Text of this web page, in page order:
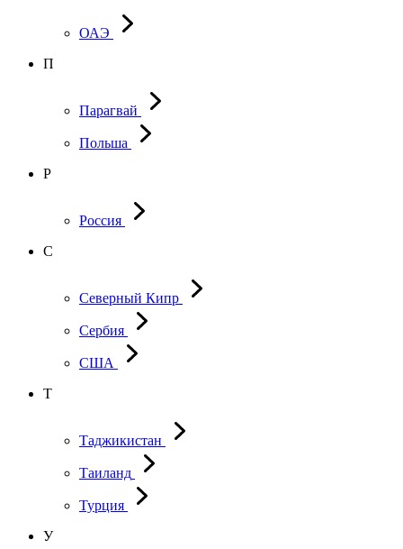
ОАЭ
П
Парагвай
Польша
Р
Россия
С
Северный Кипр
Сербия
США
Т
Таджикистан
Таиланд
Турция
У